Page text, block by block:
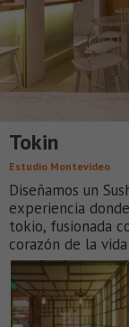
Tokin
Estudio Montevideo
Diseñamos un
experiencia
tokio, fusionada
corazón de la